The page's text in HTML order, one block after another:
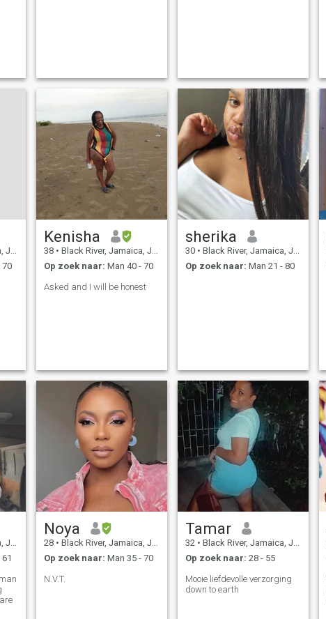
70
Kenisha
38 • Black River, Jamaica, Jamaica
Op zoek naar: Man 40 - 70
Asked and I will be honest
sherika
30 • Black River, Jamaica, Jamaica
Op zoek naar: Man 21 - 80
Noya
28 • Black River, Jamaica, Jamaica
Op zoek naar: Man 35 - 70
N.V.T.
Tamar
32 • Black River, Jamaica, Jamaica
Op zoek naar: 28 - 55
Mooie liefdevolle verzorging
down to earth